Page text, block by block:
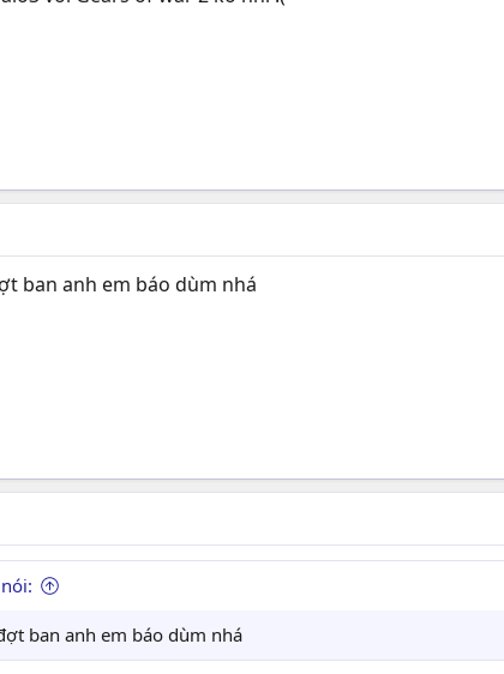
ban anh em báo dùm nhá
ban anh em báo dùm nhá